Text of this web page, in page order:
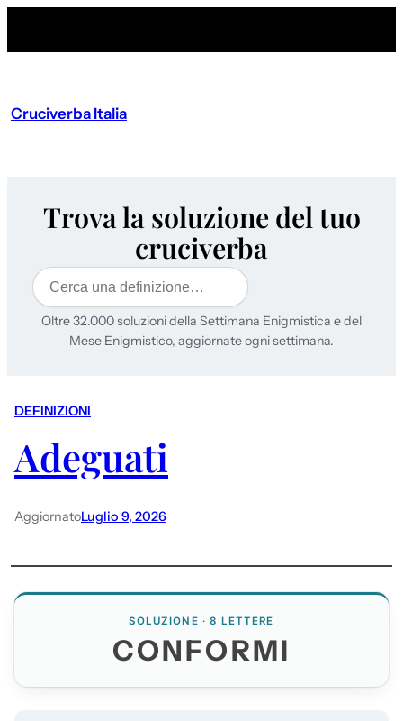
Cruciverba Italia
Trova la soluzione del tuo
cruciverba
Cerca
Oltre 32.000 soluzioni della Settimana Enigmistica e del
Mese Enigmistico, aggiornate ogni settimana.
DEFINIZIONI
Adeguati
AggiornatoLuglio 9, 2026
SOLUZIONE · 8 LETTERE
CONFORMI